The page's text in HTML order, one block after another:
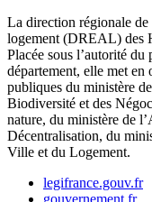
La direction régionale de
logement (DREAL) des
Placée sous l’autorité du
département, elle met
publiques du ministère
Biodiversité et des
nature, du ministère de
Décentralisation, du
Ville et du Logement.
legifrance.gouv.fr
gouvernement.fr